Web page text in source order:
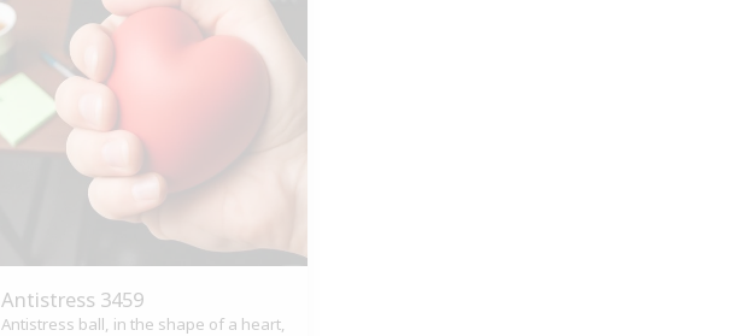
Antistress 3459
Antistress ball, in the shape of a heart,